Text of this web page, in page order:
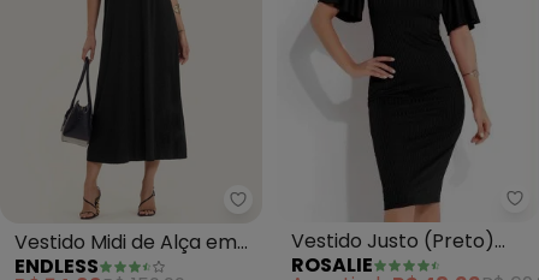
Endless - Vestido Midi de Alça
Vestido Midi de Alça em
Visco Maquinetada
ENDLESS
Vestido Justo (Preto)
Manga Ampla
ROSALIE